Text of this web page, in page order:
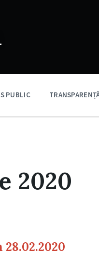
PUBLIC
2020